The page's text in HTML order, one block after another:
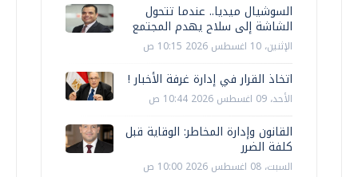
السوشيال ميديا.. عندما تتحول
الشاشة إلى سلاح يهدم المجتمع
الإثنين، 10 اغسطس 2026 10:15 ص
اتخاذ القرار في إدارة غرفة الأخبار !
الأحد، 09 اغسطس 2026 10:44 ص
القانون وإدارة المخاطر: الوقاية قبل
كلفة الضرر
السبت، 08 اغسطس 2026 10:00 ص